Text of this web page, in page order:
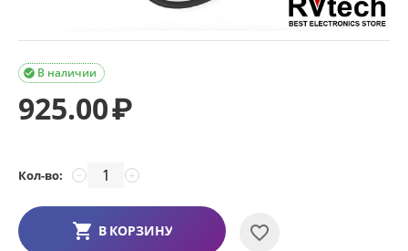
В наличии

925.00₽
Кол-во: +
−
В КОРЗИНУ